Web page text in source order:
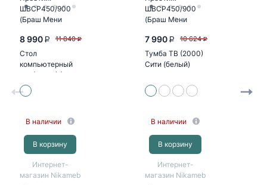
8 990 P 11 840 P
Стол
компьютерный
№1 (УПКФ) (Дуб
беленый, венге
ФВ)
В наличии
В корзину
Интернет-
магазин Nikameb
7 990 P 10 624 P
Тумба ТВ (2000)
Сити (белый)
В наличии
В корзину
Интернет-
магазин Nikameb